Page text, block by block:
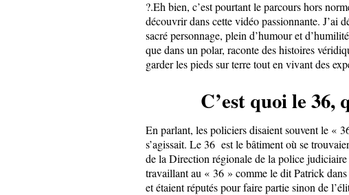
?.Eh bien, c’est pourtant le parcours hors
découvrir dans cette vidéo passionnante. J’ai
sacré personnage, plein d’humour et
que dans un polar, raconte des histoires
garder les pieds sur terre tout en vivant des
C’est quoi le36,
En parlant, les policiers disaient souvent le «
s’agissait. Le 36 est le bâtiment où se
de la Direction régionale de la police
travaillant au « 36 » comme le dit Patrick
et étaient réputés pour faire partie sinon de